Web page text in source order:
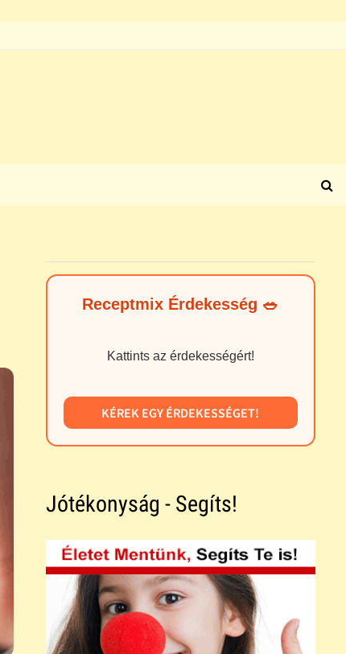
Receptmix Érdekesség 🥗
Kattints az érdekességért!
KÉREK EGY ÉRDEKESSÉGET!
Jótékonyság - Segíts!